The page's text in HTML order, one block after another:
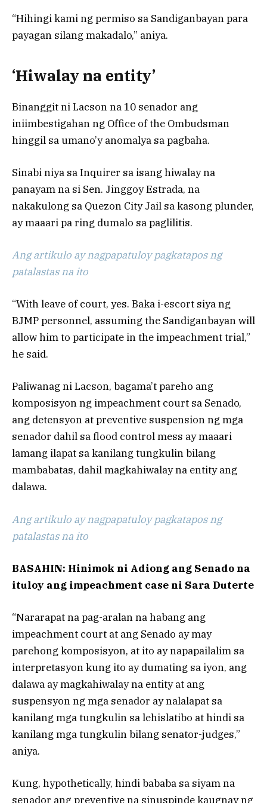
“Hihingi kami ng permiso sa Sandiganbayan para
payagan silang makadalo,” aniya.
‘Hiwalay na entity’
Binanggit ni Lacson na 10 senador ang
iniimbestigahan ng Office of the Ombudsman
hinggil sa umano’y anomalya sa pagbaha.
Sinabi niya sa Inquirer sa isang hiwalay na
panayam na si Sen. Jinggoy Estrada, na
nakakulong sa Quezon City Jail sa kasong plunder,
ay maaari pa ring dumalo sa paglilitis.
Ang artikulo ay nagpapatuloy pagkatapos ng
patalastas na ito
“With leave of court, yes. Baka i-escort siya ng
BJMP personnel, assuming the Sandiganbayan will
allow him to participate in the impeachment trial,”
he said.
Paliwanag ni Lacson, bagama’t pareho ang
komposisyon ng impeachment court sa Senado,
ang detensyon at preventive suspension ng mga
senador dahil sa flood control mess ay maaari
lamang ilapat sa kanilang tungkulin bilang
mambabatas, dahil magkahiwalay na entity ang
dalawa.
Ang artikulo ay nagpapatuloy pagkatapos ng
patalastas na ito
BASAHIN: Hinimok ni Adiong ang Senado na
ituloy ang impeachment case ni Sara Duterte
“Nararapat na pag-aralan na habang ang
impeachment court at ang Senado ay may
parehong komposisyon, at ito ay napapailalim sa
interpretasyon kung ito ay dumating sa iyon, ang
dalawa ay magkahiwalay na entity at ang
suspensyon ng mga senador ay nalalapat sa
kanilang mga tungkulin sa lehislatibo at hindi sa
kanilang mga tungkulin bilang senator-judges,”
aniya.
Kung, hypothetically, hindi bababa sa siyam na
senador ang preventive na sinuspinde kaugnay ng